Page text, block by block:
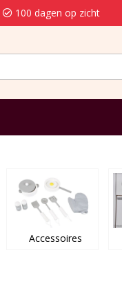
100 dagen op zicht
Accessoires